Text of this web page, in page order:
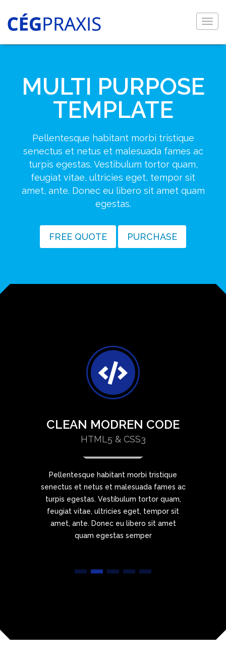
MULTI PURPOSE
TEMPLATE
Pellentesque habitant morbi tristique
senectus et netus et malesuada fames ac
turpis egestas. Vestibulum tortor quam,
feugiat vitae, ultricies eget, tempor sit
amet, ante. Donec eu libero sit amet quam
egestas.
FREE QUOTE PURCHASE
CLEAN MODREN CODE
HTML5 & CSS3
Pellentesque habitant morbi tristique
senectus et netus et malesuada fames ac
turpis egestas. Vestibulum tortor quam,
feugiat vitae, ultricies eget, tempor sit
amet, ante. Donec eu libero sit amet
quam egestas semper